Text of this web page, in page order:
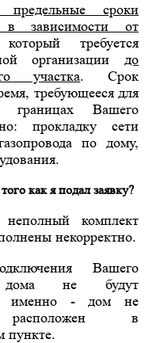
предельные сроки
в зависимости от
требуется
организации до
участка. Срок
требующееся для
границах Вашего
прокладку сети
по дому,
как я подал заявку?
комплект
некорректно.
Вашего
дома не будут
а именно - дом не
расположен в
пункте.